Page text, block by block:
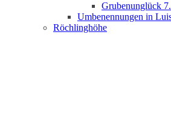
Grubenunglück
Umbenennungen in
Röchlinghöhe